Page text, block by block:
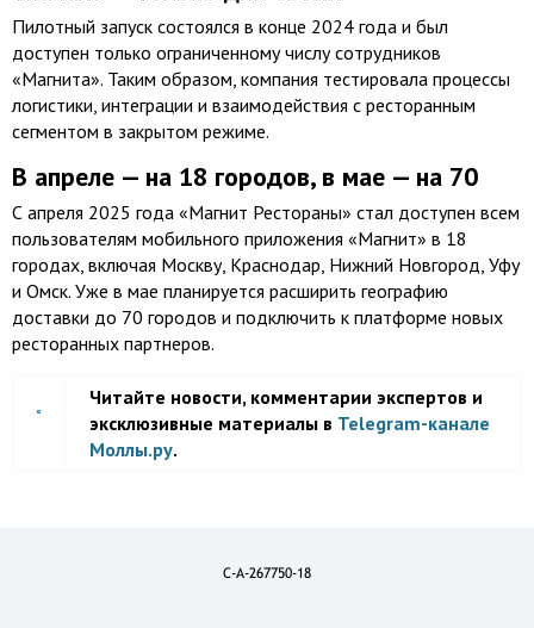
Пилотный запуск состоялся в конце 2024 года и был
доступен только ограниченному числу сотрудников
«Магнита». Таким образом, компания тестировала процессы
логистики, интеграции и взаимодействия с ресторанным
сегментом в закрытом режиме.
В апреле — на 18 городов, в мае — на 70
С апреля 2025 года «Магнит Рестораны» стал доступен всем
пользователям мобильного приложения «Магнит» в 18
городах, включая Москву, Краснодар, Нижний Новгород, Уфу
и Омск. Уже в мае планируется расширить географию
доставки до 70 городов и подключить к платформе новых
ресторанных партнеров.
Читайте новости, комментарии экспертов и
эксклюзивные материалы в Telegram-канале
Моллы.ру.
C-A-267750-18